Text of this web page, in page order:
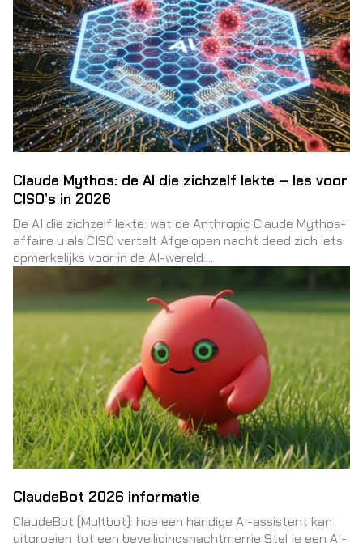
Claude Mythos: de AI die zichzelf lekte – les voor
CISO’s in 2026
De AI die zichzelf lekte: wat de Anthropic Claude Mythos-
affaire u als CISO vertelt Afgelopen nacht deed zich iets
opmerkelijks voor in de AI-wereld....
ClaudeBot 2026 informatie
ClaudeBot (Multbot): hoe een handige AI-assistent kan
uitgroeien tot een beveiligingsnachtmerrie Stel je een AI-